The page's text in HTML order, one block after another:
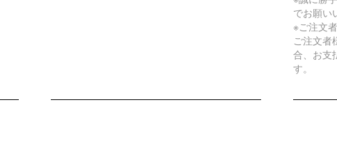
でお願い
※ご注文
ご注文者
合、お支
す。